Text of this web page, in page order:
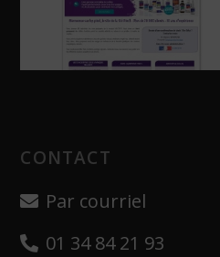
CONTACT
Par courriel
01 34 84 21 93